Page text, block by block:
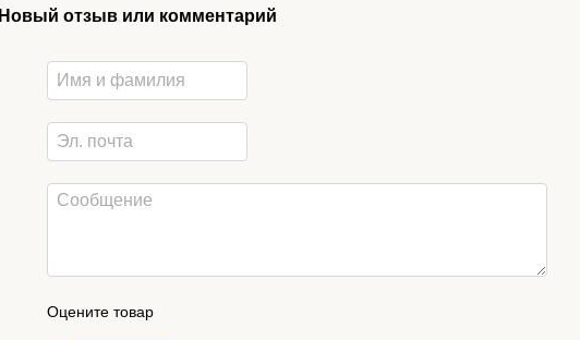
Новый отзыв или комментарий
Оцените товар